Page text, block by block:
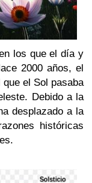
los que el día y
2000 años, el
el Sol pasaba
Debido a la
desplazado a la
históricas